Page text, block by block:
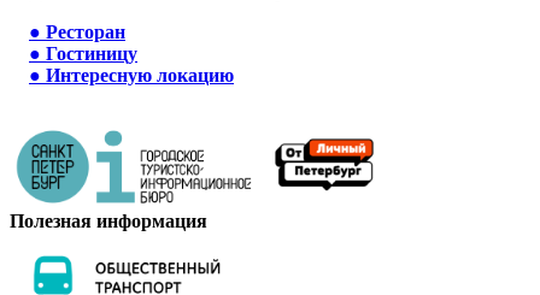
● Ресторан
● Гостиницу
● Интересную локацию
Полезная информация